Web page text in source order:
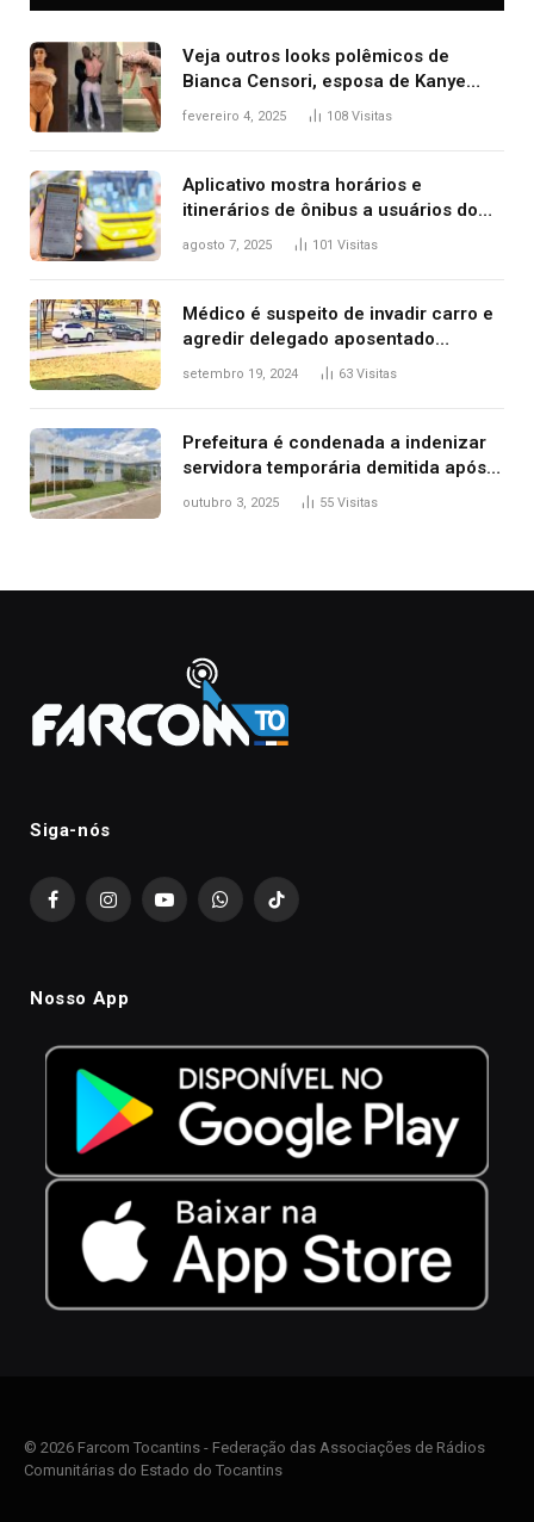
Veja outros looks polêmicos de
Bianca Censori, esposa de Kanye
West que apareceu nua no Grammy
fevereiro 4, 2025 108 Visitas
Aplicativo mostra horários e
itinerários de ônibus a usuários do
transporte público de Palmas; confira
agosto 7, 2025 101 Visitas
Médico é suspeito de invadir carro e
agredir delegado aposentado
durante confusão no trânsito
setembro 19, 2024 63 Visitas
Prefeitura é condenada a indenizar
servidora temporária demitida após
nascimento da filha
outubro 3, 2025 55 Visitas
Siga-nós
FacebookInstagramYouTubeWhatsAppTikTok
Nosso App
© 2026 Farcom Tocantins - Federação das Associações de Rádios
Comunitárias do Estado do Tocantins